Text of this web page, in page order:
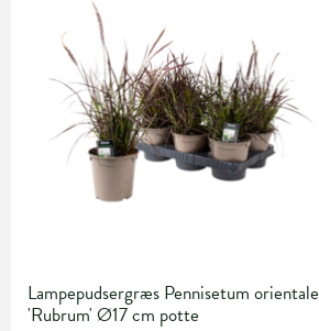
Lampepudsergræs Pennisetum orientale
'Rubrum' Ø17 cm potte